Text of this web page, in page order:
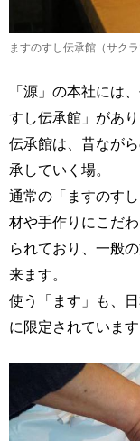
ますのすし伝承館（サクラ
「源」の本社には
すし伝承館」があり
伝承館は、昔なが
承していく場。
通常の「ますのす
材や手作りにこだ
られており、一般
来ます。
使う「ます」も、
に限定されています